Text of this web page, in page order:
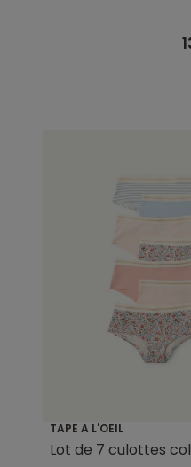
TAPE A L'OEIL
Lot de 7 culottes